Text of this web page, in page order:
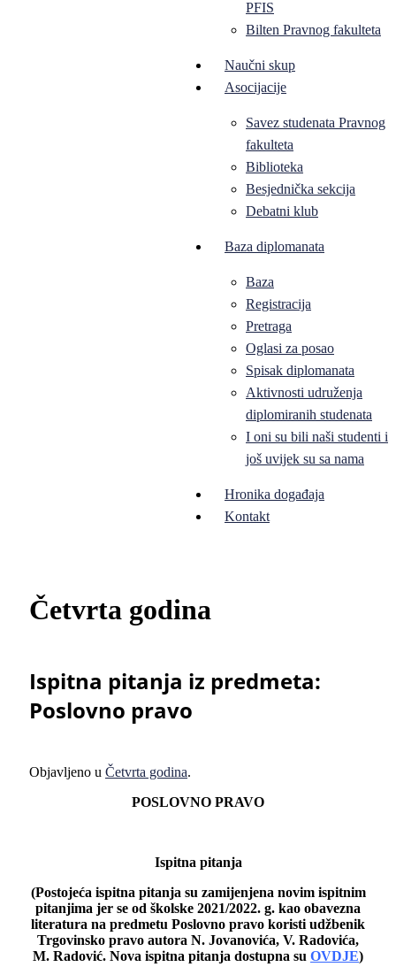
PFIS
Bilten Pravnog fakulteta
Naučni skup
Asocijacije
Savez studenata Pravnog
fakulteta
Biblioteka
Besjednička sekcija
Debatni klub
Baza diplomanata
Baza
Registracija
Pretraga
Oglasi za posao
Spisak diplomanata
Aktivnosti udruženja
diplomiranih studenata
I oni su bili naši studenti i
još uvijek su sa nama
Hronika događaja
Kontakt
Četvrta godina
Ispitna pitanja iz predmeta:
Poslovno pravo
Objavljeno u Četvrta godina.
POSLOVNO PRAVO
Ispitna pitanja
(Postojeća ispitna pitanja su zamijenjena novim ispitnim
pitanjima jer se od školske 2021/2022. g. kao obavezna
literatura na predmetu Poslovno pravo koristi udžbenik
Trgovinsko pravo autora N. Jovanovića, V. Radovića,
M. Radović. Nova ispitna pitanja dostupna su OVDJE)